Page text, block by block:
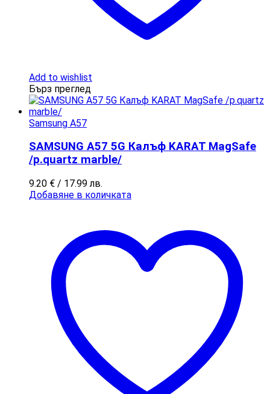
Add to wishlist
Бърз преглед
Samsung A57
SAMSUNG A57 5G Калъф KARAT MagSafe
/p.quartz marble/
9.20 € / 17.99 лв.
Добавяне в количката